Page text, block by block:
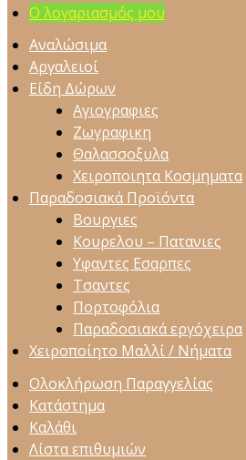
Ο λογαριασμός μου
Αναλώσιμα
Αργαλειοί
Είδη Δώρων
Αγιογραφιες
Ζωγραφικη
Θαλασσοξυλα
Χειροποιητα Κοσμηματα
Παραδοσιακά Προϊόντα
Βουργιες
Κουρελου – Πατανιες
Υφαντες Εσαρπες
Τσαντες
Πορτοφόλια
Παραδοσιακά εργόχειρα
Χειροποίητο Μαλλί / Νήματα
Ολοκλήρωση Παραγγελίας
Κατάστημα
Καλάθι
Λίστα επιθυμιών